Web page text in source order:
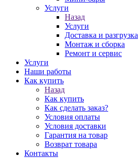
Услуги
Назад
Услуги
Доставка и разгрузка
Монтаж и сборка
Ремонт и сервис
Услуги
Наши работы
Как купить
Назад
Как купить
Как сделать заказ?
Условия оплаты
Условия доставки
Гарантия на товар
Возврат товара
Контакты